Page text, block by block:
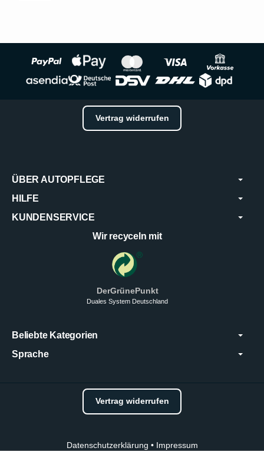
Vertrag widerrufen
ÜBER AUTOPFLEGE
HILFE
KUNDENSERVICE
Wir recyceln mit
DerGrünePunkt
Duales System Deutschland
Beliebte Kategorien
Sprache
Vertrag widerrufen
Datenschutzerklärung • Impressum